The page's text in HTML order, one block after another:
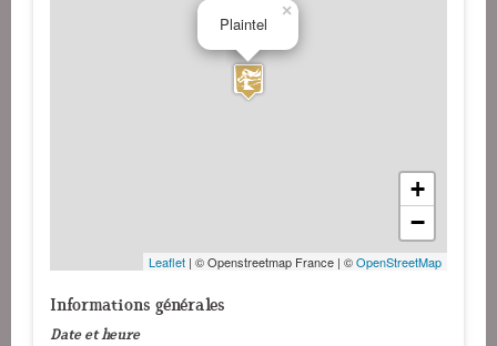
Plaintel
×
+
−
Leaflet | © Openstreetmap France | ©OpenStreetMap
Informations générales
Date et heure